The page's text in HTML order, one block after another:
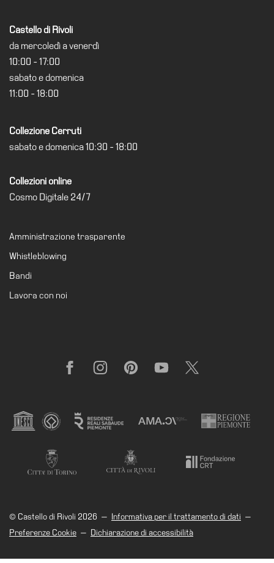
Visita
Biglietti
Shop
Chi
Area
Media
tuo
trasparente
Castello di Rivoli
da mercoledì a venerdì
10:00 - 17:00
sabato e domenica
11:00 - 18:00
Collezione Cerruti
sabato e domenica 10:30 - 18:00
Collezioni online
Cosmo Digitale 24/7
Amministrazione trasparente
Whistleblowing
Bandi
Lavora con noi
FacebookInstagramPinterestYouTube X
© Castello di Rivoli 2026 — Informativa per il trattamento di dati —
Preferenze Cookie — Dichiarazione di accessibilità